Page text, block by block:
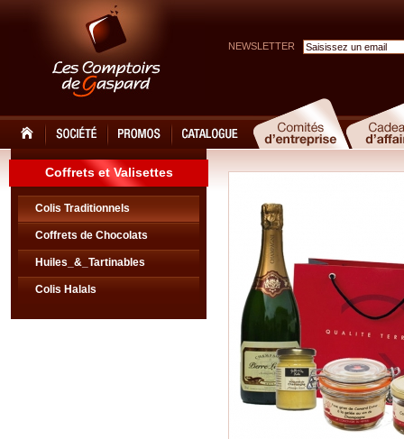
NEWSLETTER
Coffrets et Valisettes
Colis Traditionnels
Coffrets de Chocolats
Huiles_&_Tartinables
Colis Halals